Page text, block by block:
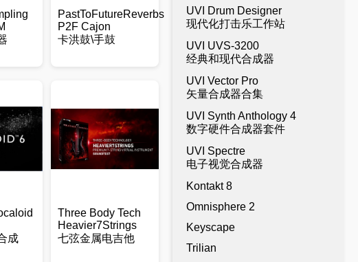
PastToFutureReverbs
P2F Cajon
卡洪鼓\手鼓
成
Three Body Tech
Heavier7Strings
七弦金属电吉他
UVI Drum Designer
现代化打击乐工作站
UVI UVS-3200
经典和现代合成器
UVI Vector Pro
矢量合成器合集
UVI Synth Anthology 4
数字硬件合成器套件
UVI Spectre
电子视觉合成器
Kontakt 8
Omnisphere 2
Keyscape
Trilian